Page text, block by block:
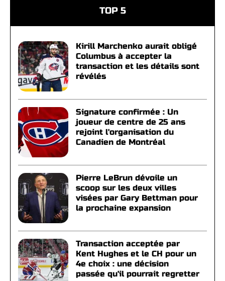
TOP 5
Kirill Marchenko aurait obligé
Columbus à accepter la
transaction et les détails sont
révélés
Signature confirmée : Un
joueur de centre de 25 ans
rejoint l'organisation du
Canadien de Montréal
Pierre LeBrun dévoile un
scoop sur les deux villes
visées par Gary Bettman pour
la prochaine expansion
Transaction acceptée par
Kent Hughes et le CH pour un
4e choix : une décision
passée qu'il pourrait regretter